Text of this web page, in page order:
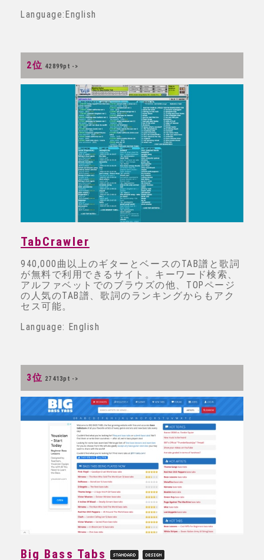
Language:English
2位 42899pt ->
TabCrawler
940,000曲以上のギターとベースのTAB譜と歌詞
が無料で利用できるサイト。キーワード検索、
アルファベットでのブラウズの他、TOPページ
の人気のTAB譜、歌詞のランキングからもアク
セス可能。
Language: English
3位 27413pt ->
Big Bass Tabs